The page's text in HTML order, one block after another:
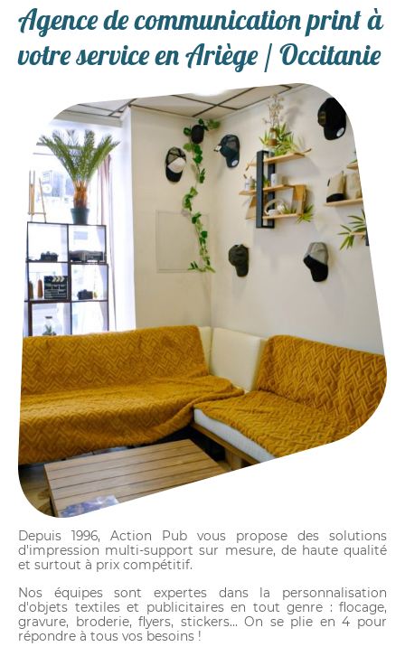
Agence de communication print à
votre service en Ariège / Occitanie
Depuis 1996, Action Pub vous propose des solutions
d'impression multi-support sur mesure, de haute qualité
et surtout à prix compétitif.
Nos équipes sont expertes dans la personnalisation
d'objets textiles et publicitaires en tout genre : flocage,
gravure, broderie, flyers, stickers... On se plie en 4 pour
répondre à tous vos besoins !